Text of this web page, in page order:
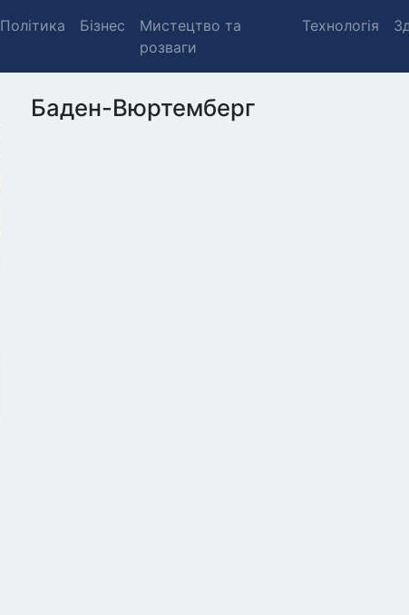
Політика Бізнес
Мистецтво та
розваги
Технологія
Баден-Вюртемберг